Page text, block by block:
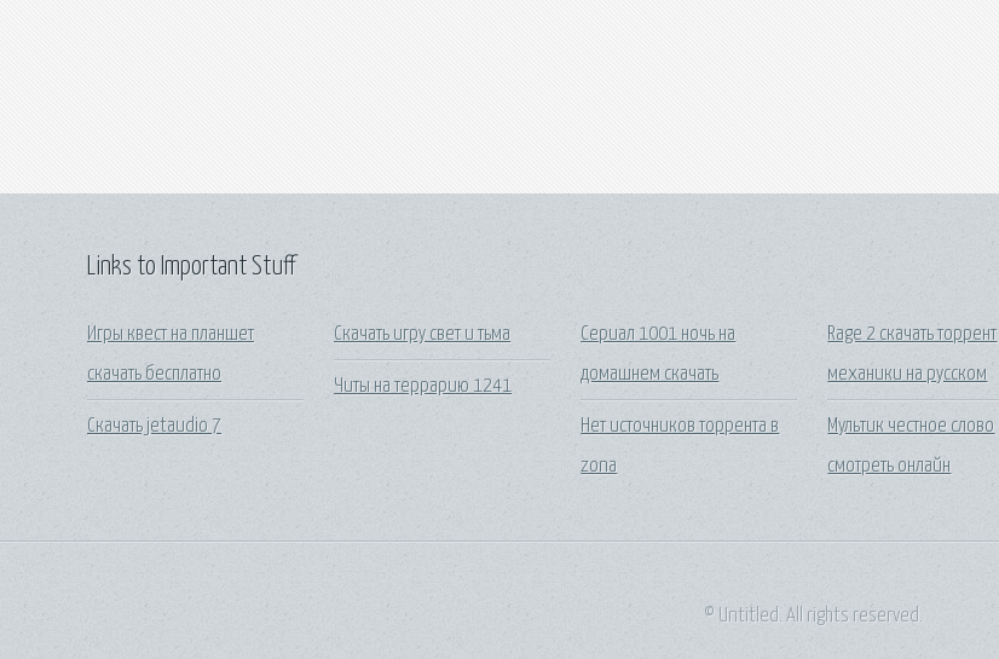
Links to Important Stuff
Игры квест на планшет
скачать бесплатно
Скачать jetaudio 7
Скачать игру свет и тьма
Читы на террарию 1241
Сериал 1001 ночь на
домашнем скачать
Нет источников торрента в
zona
Rage 2 скачать торрент
механики на русском
Мультик честное слово
смотреть онлайн
© Untitled. All rights reserved.